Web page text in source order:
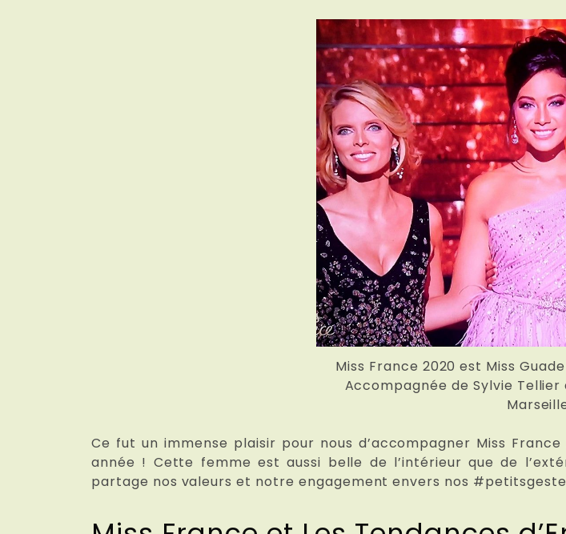
Miss France 2020 est Miss
Accompagnée de Sylvie
Ce fut un immense plaisir pour nous d’accompagner Miss France
année ! Cette femme est aussi belle de l’intérieur que de
partage nos valeurs et notre engagement envers nos